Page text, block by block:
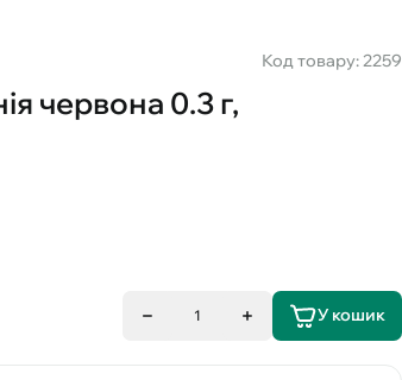
Код товару: 2259
червона 0.3 г,
1 У кошик